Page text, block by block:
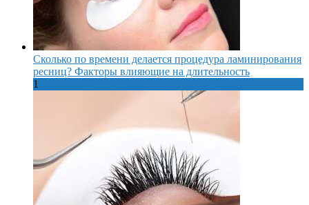
Сколько по времени делается процедура ламинирования
ресниц? Факторы влияющие на длительность
1